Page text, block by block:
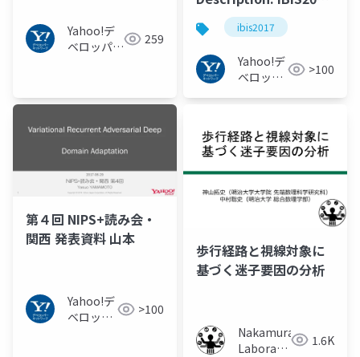
Yahoo!デ
ベロッパー
259
の企画セッションでの
発表資料
ibis2017
Yahoo!デ
ベロッパ
>100
第４回 NIPS+読み会・
関西 発表資料 山本
Yahoo!デ
ベロッパ
>100
歩行経路と視線対象に
基づく迷子要因の分析
Nakamura
Laboratory
1.6K